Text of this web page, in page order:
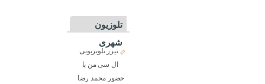
تلوزیون
شهری
تیزر تلویزیونی
ال سی من با
حضور محمد رضا